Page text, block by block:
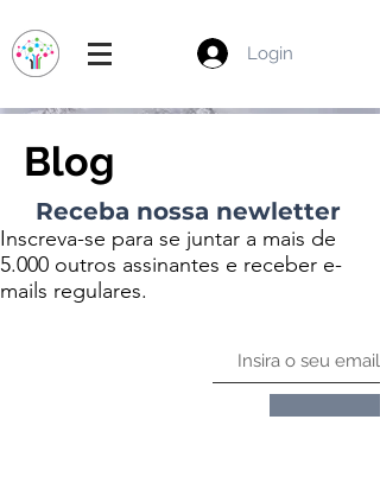
Login
Blog
Receba nossa newletter
Inscreva-se para se juntar a mais de
5.000 outros assinantes e receber e-
mails regulares.